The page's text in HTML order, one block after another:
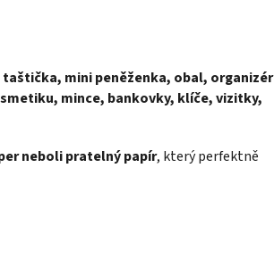
mini peněženka, obal, organizér
mince, bankovky, klíče, vizitky,
neboli pratelný papír, který perfektně